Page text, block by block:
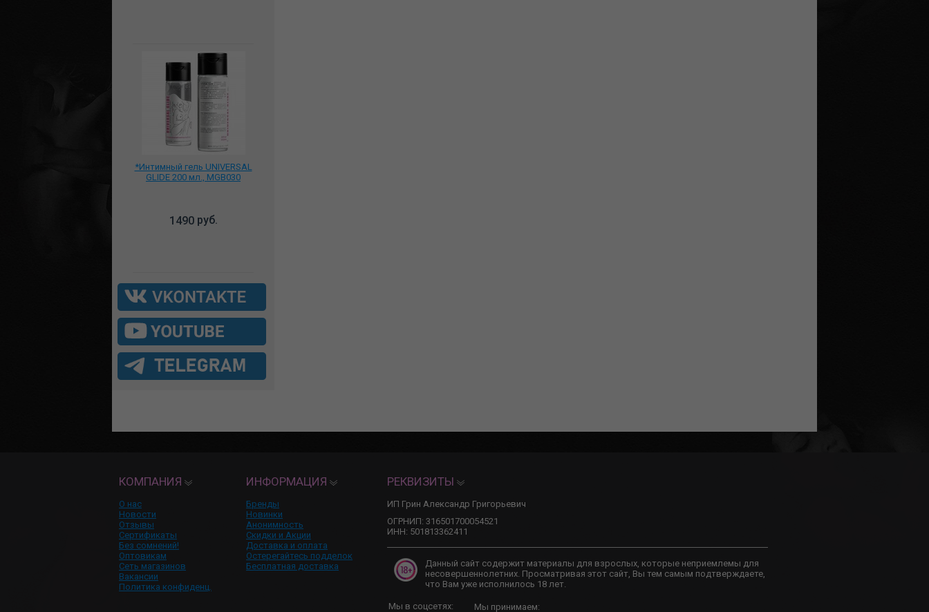
*Интимный гель UNIVERSAL
GLIDE 200 мл., MGB030
1490руб.
КОМПАНИЯ
О нас
Новости
Отзывы
Сертификаты
Без сомнений!
Оптовикам
Сеть магазинов
Вакансии
Политика конфиденц.
ИНФОРМАЦИЯ
Бренды
Новинки
Анонимность
Скидки и Акции
Доставка и оплата
Остерегайтесь подделок
Бесплатная доставка
РЕКВИЗИТЫ
ИП Грин Александр Григорьевич
ОГРНИП: 316501700054521
ИНН: 501813362411
Данный сайт содержит материалы для взрослых, которые неприемлемы для
несовершеннолетних. Просматривая этот сайт, Вы тем самым подтверждаете,
что Вам уже исполнилось 18 лет.
Мы в соцсетях: Мы принимаем: